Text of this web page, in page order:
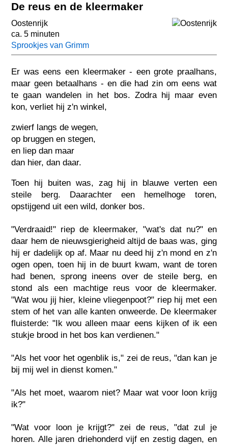
De reus en de kleermaker
Oostenrijk
ca. 5 minuten
Sprookjes van Grimm
Er was eens een kleermaker - een grote praalhans,
maar geen betaalhans - en die had zin om eens wat
te gaan wandelen in het bos. Zodra hij maar even
kon, verliet hij z'n winkel,
zwierf langs de wegen,
op bruggen en stegen,
en liep dan maar
dan hier, dan daar.
Toen hij buiten was, zag hij in blauwe verten een
steile berg. Daarachter een hemelhoge toren,
opstijgend uit een wild, donker bos.
"Verdraaid!" riep de kleermaker, "wat's dat nu?" en
daar hem de nieuwsgierigheid altijd de baas was, ging
hij er dadelijk op af. Maar nu deed hij z'n mond en z'n
ogen open, toen hij in de buurt kwam, want de toren
had benen, sprong ineens over de steile berg, en
stond als een machtige reus voor de kleermaker.
"Wat wou jij hier, kleine vliegenpoot?" riep hij met een
stem of het van alle kanten onweerde. De kleermaker
fluisterde: "Ik wou alleen maar eens kijken of ik een
stukje brood in het bos kan verdienen."
"Als het voor het ogenblik is," zei de reus, "dan kan je
bij mij wel in dienst komen."
"Als het moet, waarom niet? Maar wat voor loon krijg
ik?"
"Wat voor loon je krijgt?" zei de reus, "dat zul je
horen. Alle jaren driehonderd vijf en zestig dagen, en